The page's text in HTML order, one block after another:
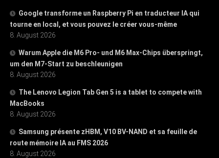
Google transforme un Raspberry Pi en traducteur IA qui
tourne en local, et vous pouvez le créer vous-même
8. August 2026
Warum Apple die M6 Pro- und M6 Max-Chips überspringt,
um den M7-Start zu beschleunigen
8. August 2026
The Lenovo Legion Tab Gen 5 is a tablet to compete with
MacBooks
8. August 2026
Samsung présente zHBM, V10 BV-NAND et sa feuille de
route mémoire IA au FMS 2026
8. August 2026